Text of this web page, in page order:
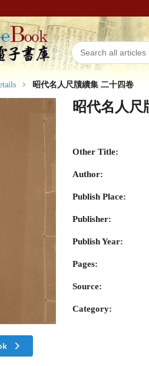
昭代名人尺牘續集 二十四卷
昭代名人尺
Other Title:
Author:
Publish Place:
Publisher:
Publish Year:
Pages:
Source:
Category: